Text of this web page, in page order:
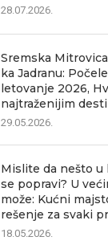
28.07.2026.
Sremska
ka Jadranu:
letovanje 2026,
najtraženijim
29.05.2026.
Mislite da nešto u
se popravi? U
može: Kućni
rešenje za svaki
18.05.2026.